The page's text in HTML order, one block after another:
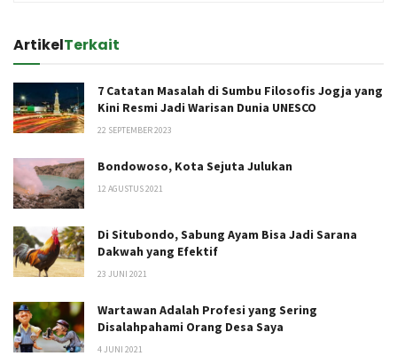
ArtikelTerkait
7 Catatan Masalah di Sumbu Filosofis Jogja yang
Kini Resmi Jadi Warisan Dunia UNESCO
22 SEPTEMBER 2023
Bondowoso, Kota Sejuta Julukan
12 AGUSTUS 2021
Di Situbondo, Sabung Ayam Bisa Jadi Sarana
Dakwah yang Efektif
23 JUNI 2021
Wartawan Adalah Profesi yang Sering
Disalahpahami Orang Desa Saya
4 JUNI 2021